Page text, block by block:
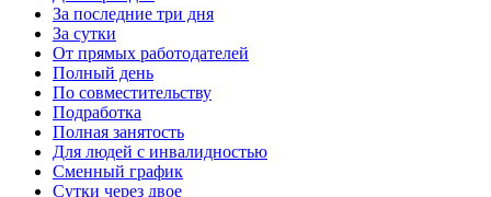
За последние три дня
За сутки
От прямых работодателей
Полный день
По совместительству
Подработка
Полная занятость
Для людей с инвалидностью
Сменный график
Сутки через двое